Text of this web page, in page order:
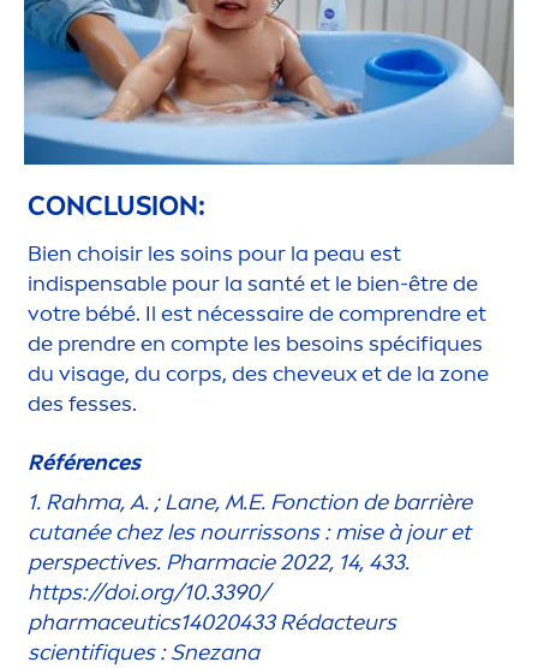
CONCLUSION:
Bien choisir les soins pour la peau est
indispensable pour la santé et le bien-être de
votre bébé. Il est nécessaire de comprendre et
de prendre en compte les besoins spécifiques
du visage, du corps, des cheveux et de la zone
des fesses.
Références
1. Rahma, A. ; Lane, M.E. Fonction de barrière
cutanée chez les nourrissons : mise à jour et
perspectives. Pharmacie 2022, 14, 433.
https://doi.org/10.3390/
pharmaceutics14020433 Rédacteurs
scientifiques : Snezana